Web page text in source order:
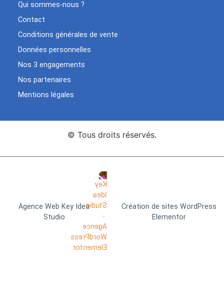
Qui sommes-nous ?
Contact
Conditions générales de vente
Données personnelles
Nos 3 engagements
Nos partenaires
Mentions légales
© Tous droits réservés.
Agence Web Key Idea
Studio
Création de sites WordPress
Elementor